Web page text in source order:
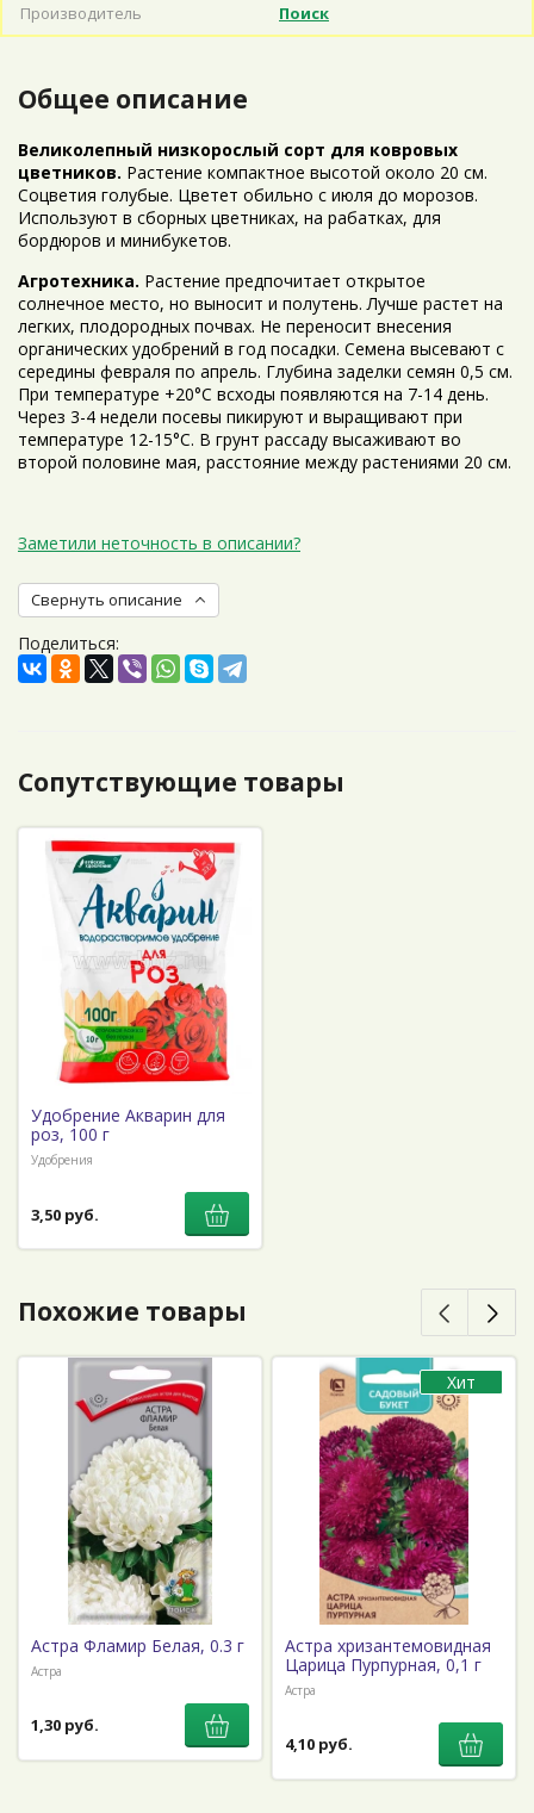
Производитель
Поиск
Общее описание
Великолепный низкорослый сорт для ковровых
цветников. Растение компактное высотой около 20 см.
Соцветия голубые. Цветет обильно с июля до морозов.
Используют в сборных цветниках, на рабатках, для
бордюров и минибукетов.
Агротехника. Растение предпочитает открытое
солнечное место, но выносит и полутень. Лучше растет на
легких, плодородных почвах. Не переносит внесения
органических удобрений в год посадки. Семена высевают с
середины февраля по апрель. Глубина заделки семян 0,5 см.
При температуре +20°С всходы появляются на 7-14 день.
Через 3-4 недели посевы пикируют и выращивают при
температуре 12-15°С. В грунт рассаду высаживают во
второй половине мая, расстояние между растениями 20 см.
Заметили неточность в описании?
Свернуть описание
Поделиться:
Сопутствующие товары
Удобрение Акварин для
роз, 100 г
Удобрения
3,50 руб.
Похожие товары
Астра Фламир Белая, 0.3 г
Астра
1,30 руб.
Хит
Астра хризантемовидная
Царица Пурпурная, 0,1 г
Астра
4,10 руб.